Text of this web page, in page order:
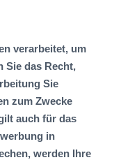
verarbeitet, um
Sie das Recht,
Sie
zum Zwecke
auch für das
in
werden Ihre